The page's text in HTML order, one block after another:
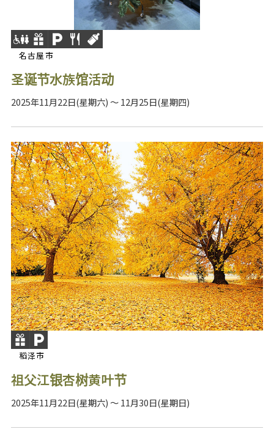
名古屋市
圣诞节水族馆活动
2025年11月22日(星期六) ～ 12月25日(星期四)
稻泽市
祖父江银杏树黄叶节
2025年11月22日(星期六) ～ 11月30日(星期日)